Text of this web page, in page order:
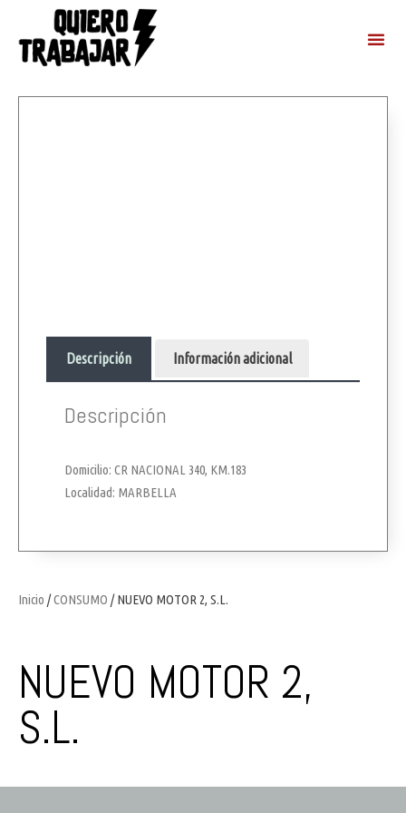
Inicio /CONSUMO / NUEVO MOTOR 2, S.L.
NUEVO MOTOR 2,
S.L.
Descripción Información adicional
Descripción
Domicilio: CR NACIONAL 340, KM.183
Localidad: MARBELLA